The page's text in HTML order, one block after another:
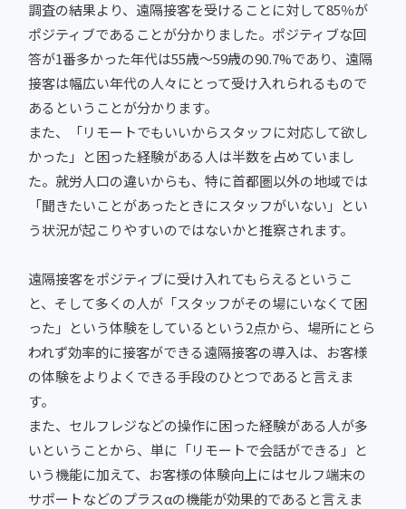
調査の結果より、遠隔接客を受けることに対して85％が
ポジティブであることが分かりました。ポジティブな回
答が1番多かった年代は55歳〜59歳の90.7%であり、遠隔
接客は幅広い年代の人々にとって受け入れられるもので
あるということが分かります。
また、「リモートでもいいからスタッフに対応して欲し
かった」と困った経験がある人は半数を占めていまし
た。就労人口の違いからも、特に首都圏以外の地域では
「聞きたいことがあったときにスタッフがいない」とい
う状況が起こりやすいのではないかと推察されます。
遠隔接客をポジティブに受け入れてもらえるというこ
と、そして多くの人が「スタッフがその場にいなくて困
った」という体験をしているという2点から、場所にとら
われず効率的に接客ができる遠隔接客の導入は、お客様
の体験をよりよくできる手段のひとつであると言えま
す。
また、セルフレジなどの操作に困った経験がある人が多
いということから、単に「リモートで会話ができる」と
いう機能に加えて、お客様の体験向上にはセルフ端末の
サポートなどのプラスαの機能が効果的であると言えま